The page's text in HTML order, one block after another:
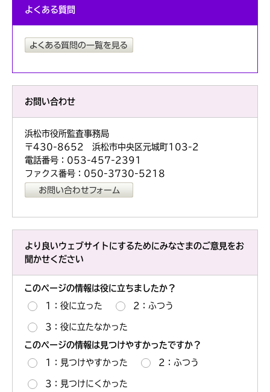
よくある質問
お問い合わせ
浜松市役所監査事務局
〒430-8652 浜松市中央区元城町103-2
電話番号：053-457-2391
ファクス番号：050-3730-5218
より良いウェブサイトにするためにみなさまのご意見をお
聞かせください
このページの情報は役に立ちましたか？
1：役に立った 2：ふつう
3：役に立たなかった
このページの情報は見つけやすかったですか？
1：見つけやすかった 2：ふつう
3：見つけにくかった